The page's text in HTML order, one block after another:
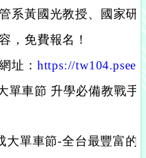
系黃國光教授、國家研
，免費報名！
址： https://
單車節 升學必備教戰
大單車節-全台最豐富的